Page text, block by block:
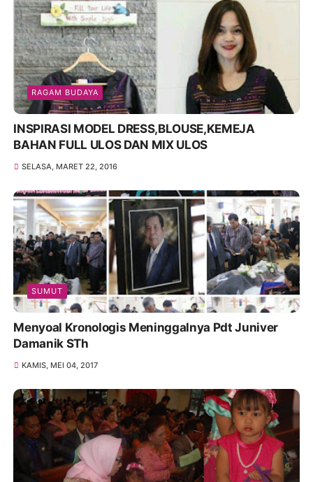
RAGAM BUDAYA
INSPIRASI MODEL DRESS,BLOUSE,KEMEJA
BAHAN FULL ULOS DAN MIX ULOS
SELASA, MARET 22, 2016
SUMUT
Menyoal Kronologis Meninggalnya Pdt Juniver
Damanik STh
KAMIS, MEI 04, 2017